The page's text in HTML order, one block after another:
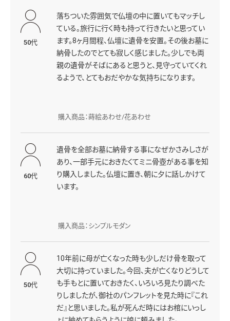
50代
落ちついた雰囲気で仏壇の中に置いてもマッチし
ている。旅行に行く時も持って行きたいと思ってい
ます。8ヶ月間程、仏壇に遺骨を安置。その後お墓に
納骨したのでとても寂しく感じました。少しでも両
親の遺骨がそばにあると思うと、見守っていてくれ
るようで、とてもおだやかな気持ちになります。
購入商品：蒔絵あわせ/花あわせ
60代
遺骨を全部お墓に納骨する事になぜかさみしさが
あり、一部手元におきたくてミニ骨壺がある事を知
り購入しました。仏壇に置き、朝に夕に話しかけて
います。
購入商品：シンプルモダン
50代
10年前に母が亡くなった時も少しだけ骨を取って
大切に持っていました。今回、夫が亡くなりどうして
も手もとに置いておきたく、いろいろ見たり調べた
りしましたが、御社のパンフレットを見た時に『これ
だ』と思いました。私が死んだ時にはお棺にいっし